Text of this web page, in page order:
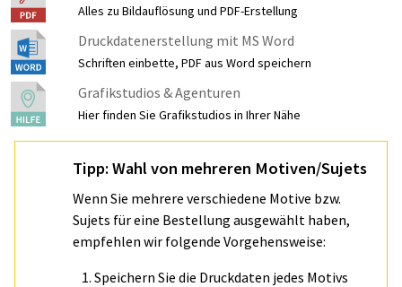
Alles zu Bildauflösung und PDF-Erstellung
Druckdatenerstellung mit MS Word
Schriften einbette, PDF aus Word speichern
Grafikstudios & Agenturen
Hier finden Sie Grafikstudios in Ihrer Nähe
Tipp: Wahl von mehreren Motiven/Sujets
Wenn Sie mehrere verschiedene Motive bzw.
Sujets für eine Bestellung ausgewählt haben,
empfehlen wir folgende Vorgehensweise:
Speichern Sie die Druckdaten jedes Motivs